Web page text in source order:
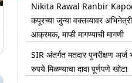
Nikita Rawal Ranbir
कपूरच्या जुन्या वक्तव्यावर
आक्रमक, माफी मागण्याची मागणी
SIR अंतर्गत मतदार पुनरीक्षण
रुपये मिळण्याचा दावा पूर्णपणे खोटा